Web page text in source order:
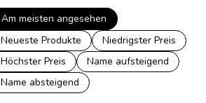
Am meisten angesehen
Neueste Produkte
Niedrigster Preis
Höchster Preis
Name aufsteigend
Name absteigend